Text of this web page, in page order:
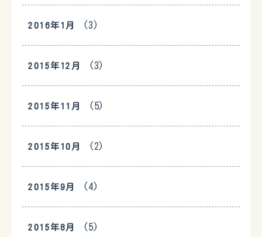
2016年1月 (3)
2015年12月 (3)
2015年11月 (5)
2015年10月 (2)
2015年9月 (4)
2015年8月 (5)